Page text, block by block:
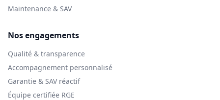
Maintenance & SAV
Nos engagements
Qualité & transparence
Accompagnement personnalisé
Garantie & SAV réactif
Équipe certifiée RGE